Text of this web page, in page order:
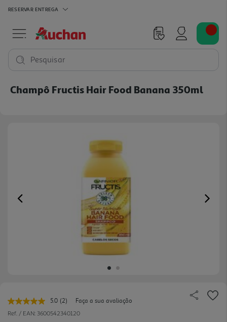
RESERVAR ENTREGA
Pesquisar
Champô Fructis Hair Food Banana 350ml
Previous
5.0 Leu
2
(2)
Faça a sua avaliação
Ref. / EAN: 3600542340120